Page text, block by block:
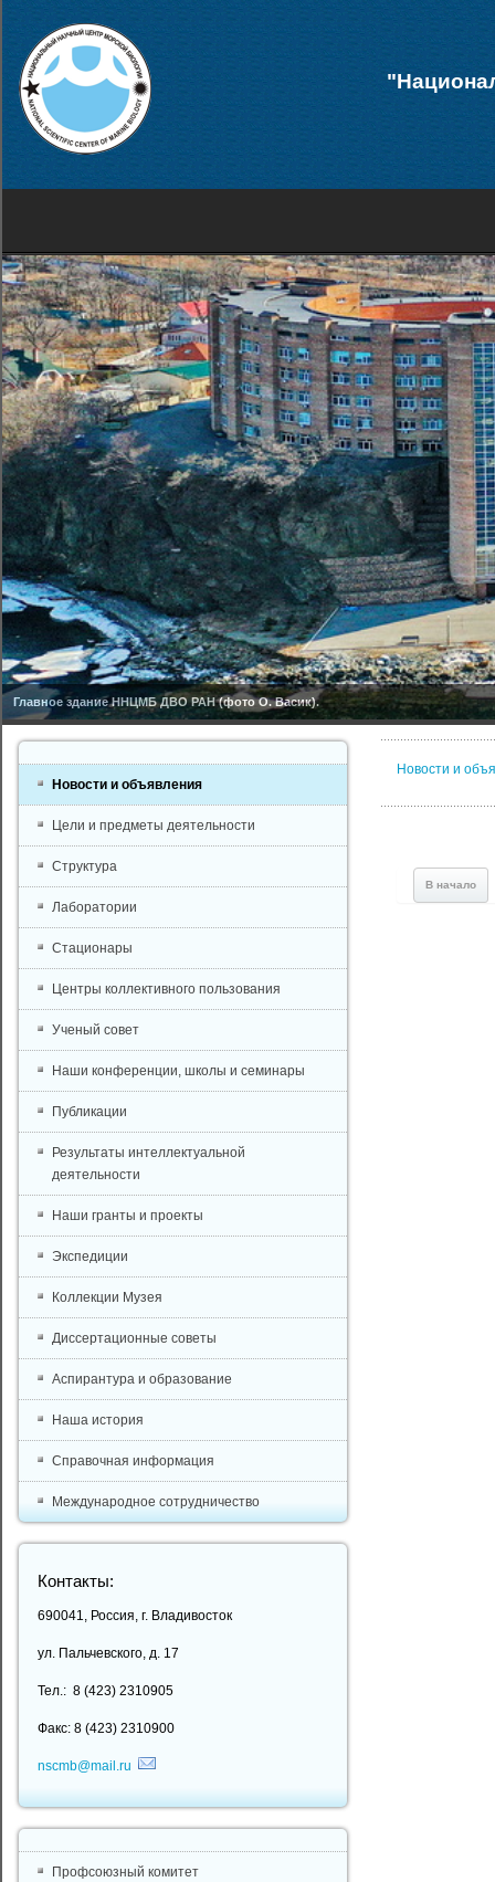
Главное здание ННЦМБ ДВО РАН (фото О. Васик).
Новости и
В начало
Новости и объявления
Цели и предметы деятельности
Структура
Лаборатории
Стационары
Центры коллективного пользования
Ученый совет
Наши конференции, школы и семинары
Публикации
Результаты интеллектуальной
деятельности
Наши гранты и проекты
Экспедиции
Коллекции Музея
Диссертационные советы
Аспирантура и образование
Наша история
Справочная информация
Международное сотрудничество
Контакты:
690041, Россия, г. Владивосток
ул. Пальчевского, д. 17
Тел.: 8 (423) 2310905
Факс: 8 (423) 2310900
nscmb@mail.ru
Профсоюзный комитет